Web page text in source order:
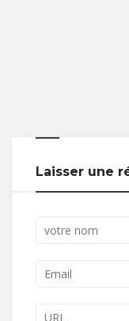
Laisser une